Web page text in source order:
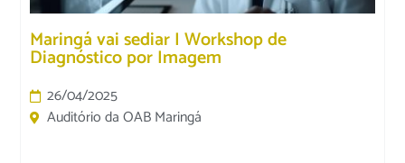
Maringá vai sediar I Workshop de
Diagnóstico por Imagem
26/04/2025
Auditório da OAB Maringá